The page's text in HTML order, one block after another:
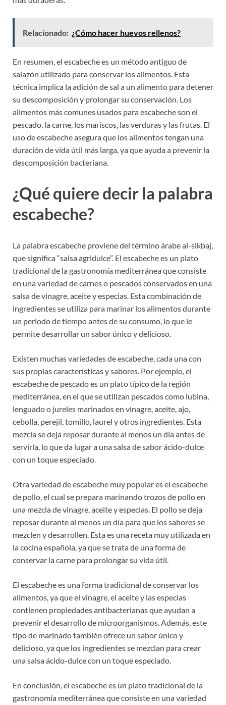
Relacionado: ¿Cómo hacer huevos rellenos?
En resumen, el escabeche es un método antiguo de
salazón utilizado para conservar los alimentos. Esta
técnica implica la adición de sal a un alimento para detener
su descomposición y prolongar su conservación. Los
alimentos más comunes usados para escabeche son el
pescado, la carne, los mariscos, las verduras y las frutas. El
uso de escabeche asegura que los alimentos tengan una
duración de vida útil más larga, ya que ayuda a prevenir la
descomposición bacteriana.
¿Qué quiere decir la palabra
escabeche?
La palabra escabeche proviene del término árabe al-sikbaj,
que significa “salsa agridulce”. El escabeche es un plato
tradicional de la gastronomía mediterránea que consiste
en una variedad de carnes o pescados conservados en una
salsa de vinagre, aceite y especias. Esta combinación de
ingredientes se utiliza para marinar los alimentos durante
un periodo de tiempo antes de su consumo, lo que le
permite desarrollar un sabor único y delicioso.
Existen muchas variedades de escabeche, cada una con
sus propias características y sabores. Por ejemplo, el
escabeche de pescado es un plato típico de la región
mediterránea, en el que se utilizan pescados como lubina,
lenguado o jureles marinados en vinagre, aceite, ajo,
cebolla, perejil, tomillo, laurel y otros ingredientes. Esta
mezcla se deja reposar durante al menos un día antes de
servirla, lo que da lugar a una salsa de sabor ácido-dulce
con un toque especiado.
Otra variedad de escabeche muy popular es el escabeche
de pollo, el cual se prepara marinando trozos de pollo en
una mezcla de vinagre, aceite y especias. El pollo se deja
reposar durante al menos un día para que los sabores se
mezclen y desarrollen. Esta es una receta muy utilizada en
la cocina española, ya que se trata de una forma de
conservar la carne para prolongar su vida útil.
El escabeche es una forma tradicional de conservar los
alimentos, ya que el vinagre, el aceite y las especias
contienen propiedades antibacterianas que ayudan a
prevenir el desarrollo de microorganismos. Además, este
tipo de marinado también ofrece un sabor único y
delicioso, ya que los ingredientes se mezclan para crear
una salsa ácido-dulce con un toque especiado.
En conclusión, el escabeche es un plato tradicional de la
gastronomía mediterránea que consiste en una variedad